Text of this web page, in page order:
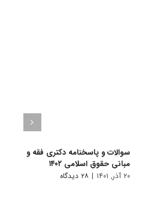
سوالات و پاسخنامه دکتری فقه و
مبانی حقوق اسلامی ۱۴۰۲
۲۰ آذر, ۱۴۰۱ | ۲۸ دیدگاه